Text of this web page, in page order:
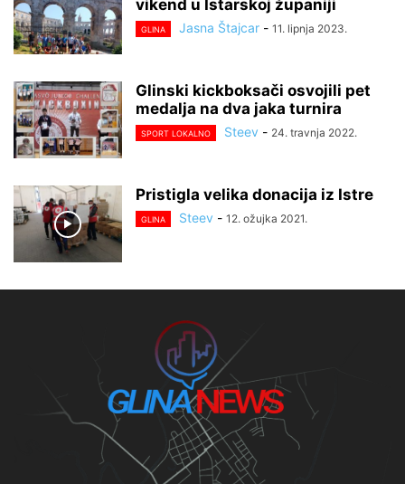
vikend u Istarskoj županiji
GLINA Jasna Štajcar - 11. lipnja 2023.
Glinski kickboksači osvojili pet
medalja na dva jaka turnira
SPORT LOKALNO Steev - 24. travnja 2022.
Pristigla velika donacija iz Istre
GLINA Steev - 12. ožujka 2021.